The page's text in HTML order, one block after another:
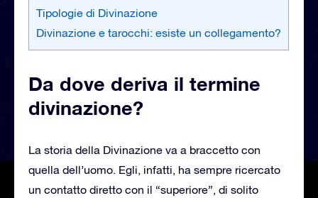
Tipologie di Divinazione
Divinazione e tarocchi: esiste un collegamento?
Da dove deriva il termine
divinazione?
La storia della Divinazione va a braccetto con
quella dell’uomo. Egli, infatti, ha sempre ricercato
un contatto diretto con il “superiore”, di solito